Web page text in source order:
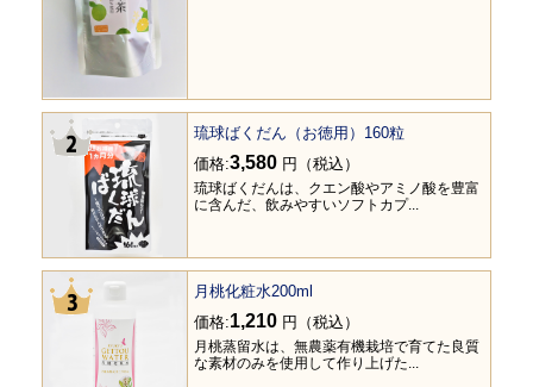
琉球ばくだん（お徳用）160粒
価格:3,580 円（税込）
琉球ばくだんは、クエン酸やアミノ酸を豊富
に含んだ、飲みやすいソフトカプ...
月桃化粧水200ml
価格:1,210 円（税込）
月桃蒸留水は、無農薬有機栽培で育てた良質
な素材のみを使用して作り上げた...